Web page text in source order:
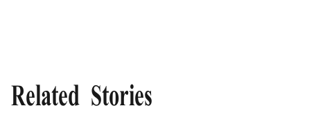
Related Stories